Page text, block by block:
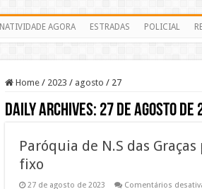
NATIVIDADE AGORA ESTRADAS POLICIAL
Home / 2023 / agosto / 27
Daily Archives: 27 de agosto de
Paróquia de N.S das
fixo
27 de agosto de 2023 Comentários